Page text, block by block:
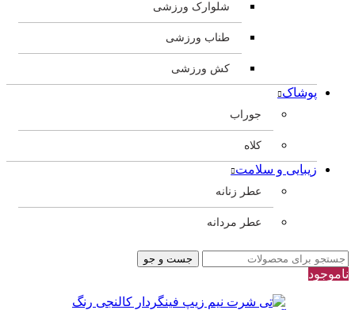
شلوارک ورزشی
طناب ورزشی
کش ورزشی
پوشاک
جوراب
کلاه
زیبایی و سلامت
عطر زنانه
عطر مردانه
جست و جو
ناموجود